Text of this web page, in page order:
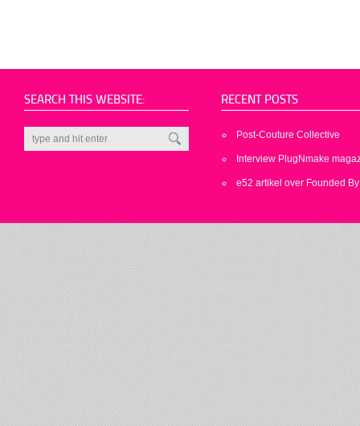
SEARCH THIS WEBSITE: RECENT POSTS
Post-Couture Collective
Interview PlugNmake
e52 artikel over Founded